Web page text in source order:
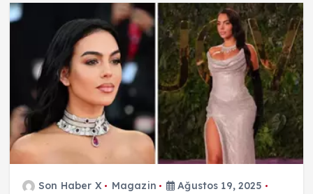
Son Haber X Magazin
Ağustos 19, 2025